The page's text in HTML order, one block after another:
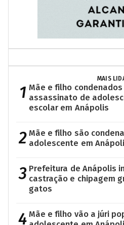
MAIS
1 Mãe e filho
assassinato de
escolar em Anápolis
2 Mãe e filho são
adolescente em
3 Prefeitura de Anápolis
castração e chipagem
gatos
4 Mãe e filho vão a júri